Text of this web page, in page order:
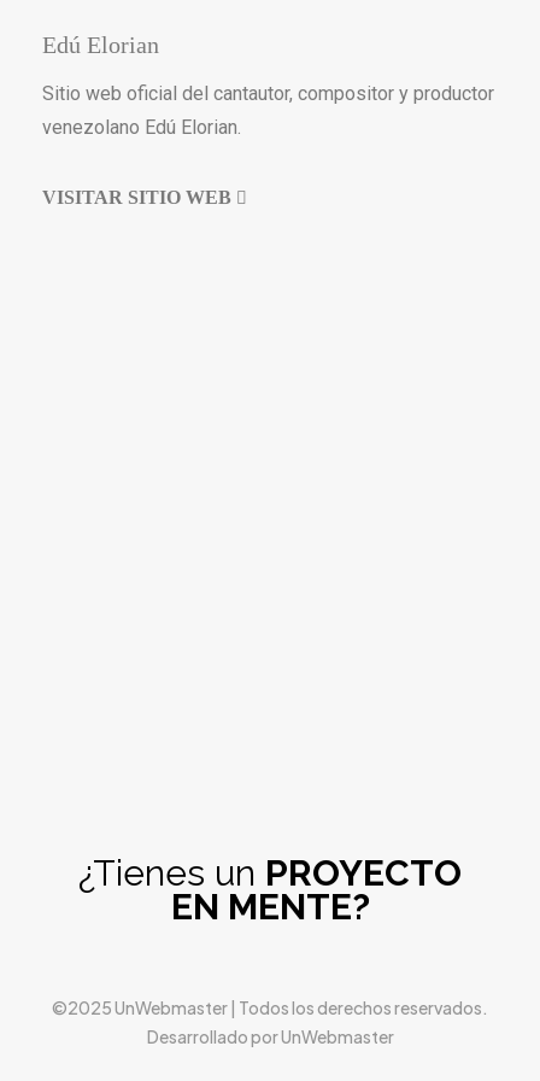
Edú Elorian
Sitio web oficial del cantautor, compositor y productor
venezolano Edú Elorian.
VISITAR SITIO WEB
¿Tienes un PROYECTO
EN MENTE?
©2025 UnWebmaster | Todos los derechos reservados.
Desarrollado por UnWebmaster